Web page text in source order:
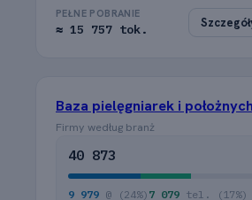
PEŁNE POBRANIE
≈ 15 757 tok.
Baza pielęgniarek i położnych
Firmy według branż
40 873
9 979 @ (24%) 7 079 tel. (17%)